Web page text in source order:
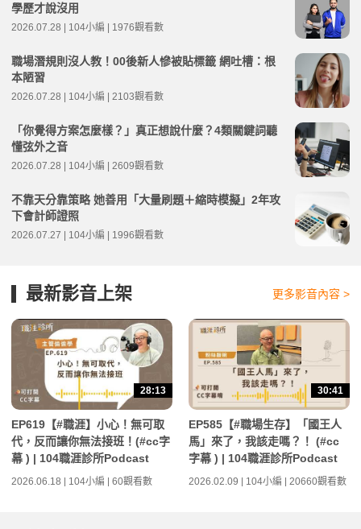
學歷才說沒用
2026.07.28 | 104小編 | 1976觀看數
職場潛規則沒人教！00後新人慘被貼標籤 網吐槽：根
本陋習
2026.07.28 | 104小編 | 2103觀看數
「你覺得方案怎麼樣？」真正想說什麼？4類關鍵詞聽
懂弦外之音
2026.07.28 | 104小編 | 2609觀看數
不靠天分靠策略 她善用「大量刷題＋縮時模擬」2年攻
下會計師證照
2026.07.27 | 104小編 | 1996觀看數
最新影音上架 更多影音內容 >
28:13
EP619【#職涯】小心！無可取
代，反而讓你無法接班！(#cc字
幕 ) | 104職涯診所Podcast
2026.06.18 | 104小編 | 60觀看數
30:41
EP585【#職場生存】「國王人
馬」來了，我該走嗎？！ (#cc
字幕 ) | 104職涯診所Podcast
2026.02.09 | 104小編 | 20660觀看數